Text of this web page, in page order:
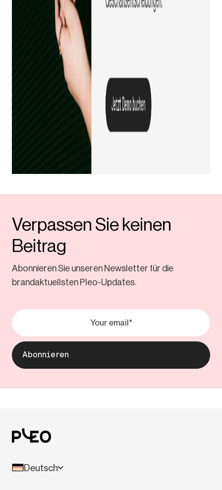
Verpassen Sie keinen
Beitrag
Abonnieren Sie unseren Newsletter für die
brandaktuellsten Pleo-Updates.
Deutsch